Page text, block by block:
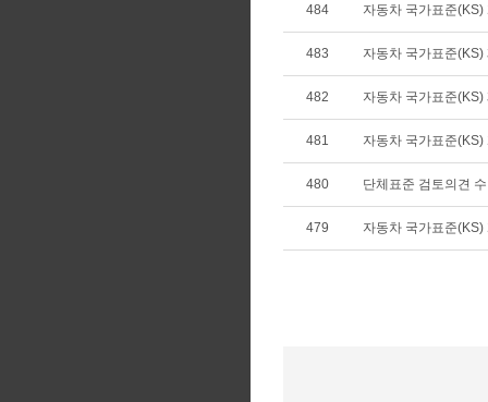
484 자동차 국가표준
483 자동차 국가표준
482 자동차 국가표준
481 자동차 국가표준
480 단체표준 검토의견
479 자동차 국가표준